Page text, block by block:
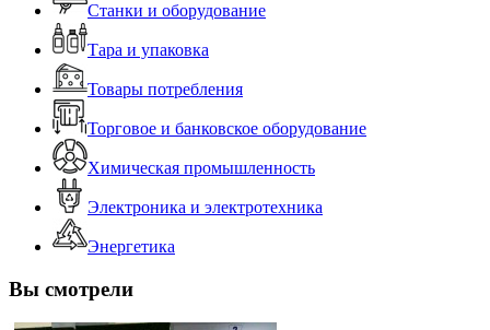
Станки и оборудование
Тара и упаковка
Товары потребления
Торговое и банковское оборудование
Химическая промышленность
Электроника и электротехника
Энергетика
Вы смотрели